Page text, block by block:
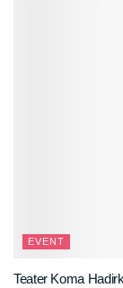
EVENT
Teater Koma